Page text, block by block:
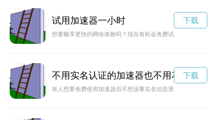
试用加速器一小时
想要畅享更快的网络体验吗？现在有机会免费试用雷霆加速器
下载
不用实名认证的加速器也不用花钱
有人想要免费使用加速器但不想误事实名信息泄露，该如何选
下载